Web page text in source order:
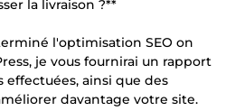
la livraison ?**
l'optimisation SEO on
je vous fournirai un rapport
ainsi que des
davantage votre site.